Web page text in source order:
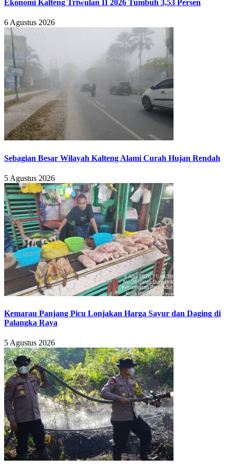
Ekonomi Kalteng Triwulan II 2026 Tumbuh 3,53 Persen
6 Agustus 2026
Sebagian Besar Wilayah Kalteng Alami Curah Hujan Rendah
5 Agustus 2026
Kemarau Panjang Picu Lonjakan Harga Sayur dan Daging di
Palangka Raya
5 Agustus 2026